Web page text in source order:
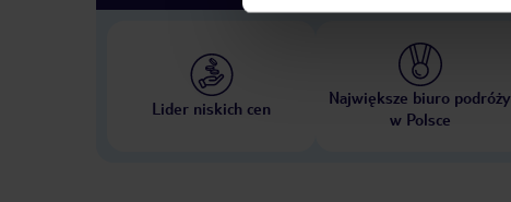
Lider niskich cen
Największe biuro podróży
w Polsce